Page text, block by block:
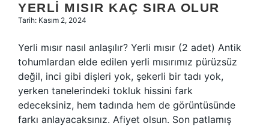
YERLI MISIR KAÇ SIRA OLUR
Tarih: Kasım 2, 2024
Yerli mısır nasıl anlaşılır? Yerli mısır (2 adet) Antik
tohumlardan elde edilen yerli mısırımız pürüzsüz
değil, inci gibi dişleri yok, şekerli bir tadı yok,
yerken tanelerindeki tokluk hissini fark
edeceksiniz, hem tadında hem de görüntüsünde
farkı anlayacaksınız. Afiyet olsun. Son patlamış